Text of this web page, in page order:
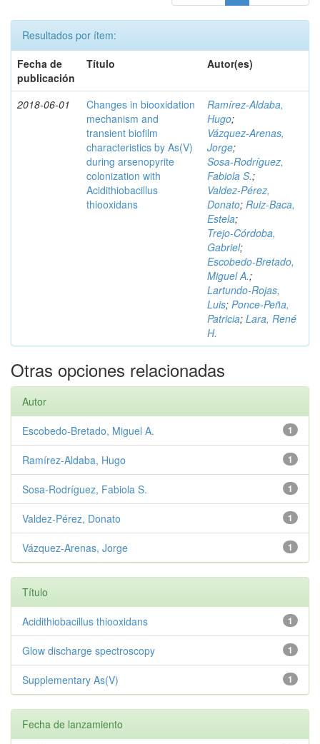
Resultados por ítem:
Fecha de
publicación
Título Autor(es)
2018-06-01
Changes in biooxidation
mechanism and
transient biofilm
characteristics by As(V)
during arsenopyrite
colonization with
Acidithiobacillus
thiooxidans
Ramírez‑Aldaba,
Hugo;
Vázquez‑Arenas,
Jorge;
Sosa‑Rodríguez,
Fabiola S.;
Valdez‑Pérez,
Donato; Ruiz‑Baca,
Estela;
Trejo‑Córdoba,
Gabriel;
Escobedo‑Bretado,
Miguel A.;
Lartundo‑Rojas,
Luis; Ponce‑Peña,
Patricia; Lara, René
H.
Otras opciones relacionadas
Autor
1
Escobedo‑Bretado, Miguel A.
1
Ramírez‑Aldaba, Hugo
1
Sosa‑Rodríguez, Fabiola S.
1
Valdez‑Pérez, Donato
1
Vázquez‑Arenas, Jorge
Título
1
Acidithiobacillus thiooxidans
1
Glow discharge spectroscopy
1
Supplementary As(V)
Fecha de lanzamiento